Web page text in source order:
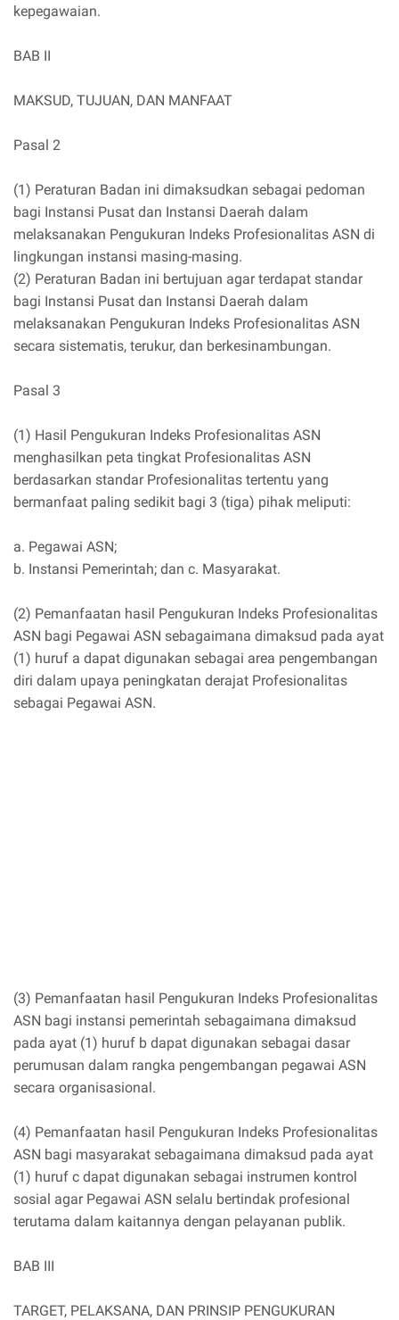
kepegawaian.
BAB II
MAKSUD, TUJUAN, DAN MANFAAT
Pasal 2
(1) Peraturan Badan ini dimaksudkan sebagai pedoman
bagi Instansi Pusat dan Instansi Daerah dalam
melaksanakan Pengukuran Indeks Profesionalitas ASN di
lingkungan instansi masing-masing.
(2) Peraturan Badan ini bertujuan agar terdapat standar
bagi Instansi Pusat dan Instansi Daerah dalam
melaksanakan Pengukuran Indeks Profesionalitas ASN
secara sistematis, terukur, dan berkesinambungan.
Pasal 3
(1) Hasil Pengukuran Indeks Profesionalitas ASN
menghasilkan peta tingkat Profesionalitas ASN
berdasarkan standar Profesionalitas tertentu yang
bermanfaat paling sedikit bagi 3 (tiga) pihak meliputi:
a. Pegawai ASN;
b. Instansi Pemerintah; dan c. Masyarakat.
(2) Pemanfaatan hasil Pengukuran Indeks Profesionalitas
ASN bagi Pegawai ASN sebagaimana dimaksud pada ayat
(1) huruf a dapat digunakan sebagai area pengembangan
diri dalam upaya peningkatan derajat Profesionalitas
sebagai Pegawai ASN.
(3) Pemanfaatan hasil Pengukuran Indeks Profesionalitas
ASN bagi instansi pemerintah sebagaimana dimaksud
pada ayat (1) huruf b dapat digunakan sebagai dasar
perumusan dalam rangka pengembangan pegawai ASN
secara organisasional.
(4) Pemanfaatan hasil Pengukuran Indeks Profesionalitas
ASN bagi masyarakat sebagaimana dimaksud pada ayat
(1) huruf c dapat digunakan sebagai instrumen kontrol
sosial agar Pegawai ASN selalu bertindak profesional
terutama dalam kaitannya dengan pelayanan publik.
BAB III
TARGET, PELAKSANA, DAN PRINSIP PENGUKURAN